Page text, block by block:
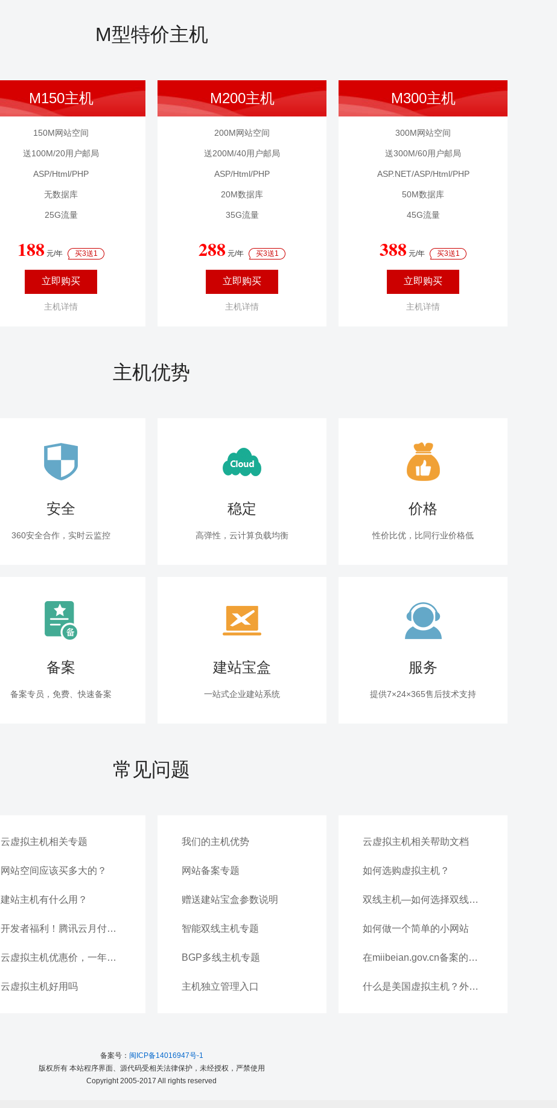
M型特价主机
M150主机
150M网站空间
送100M/20用户邮局
ASP/Html/PHP
无数据库
25G流量
188 元/年 买3送1
立即购买
主机详情
M200主机
200M网站空间
送200M/40用户邮局
ASP/Html/PHP
20M数据库
35G流量
288 元/年 买3送1
立即购买
主机详情
M300主机
300M网站空间
送300M/60用户邮局
ASP.NET/ASP/Html/PHP
50M数据库
45G流量
388 元/年 买3送1
立即购买
主机详情
主机优势
安全
360安全合作，实时云监控
稳定
高弹性，云计算负载均衡
价格
性价比优，比同行业价格低
备案
备案专员，免费、快速备案
建站宝盒
一站式企业建站系统
服务
提供7×24×365售后技术支持
常见问题
云虚拟主机相关专题
网站空间应该买多大的？
建站主机有什么用？
开发者福利！腾讯云月付虚拟主机一个月仅需20元
云虚拟主机优惠价，一年只要188
云虚拟主机好用吗
我们的主机优势
网站备案专题
赠送建站宝盒参数说明
智能双线主机专题
BGP多线主机专题
主机独立管理入口
云虚拟主机相关帮助文档
如何选购虚拟主机？
双线主机—如何选择双线虚拟主机主机服务?
如何做一个简单的小网站
在miibeian.gov.cn备案的信息要如何填写
什么是美国虚拟主机？外贸网站必选！
备案号： 闽ICP备14016947号-1
版权所有 本站程序界面、源代码受相关法律保护，未经授权，严禁使用
Copyright 2005-2017 All rights reserved